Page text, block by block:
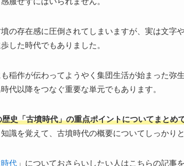
の存在感に圧倒されてしまいますが、実は文字
した時代でもありました。
稲作が伝わってようやく集団生活が始まった弥
代以降をつなぐ重要な単元でもあります。
史「古墳時代」の重点ポイントについてまとめ
識を覚えて、古墳時代の概要についてしっかり
代 」についておさらいしたい人はこちらの記事